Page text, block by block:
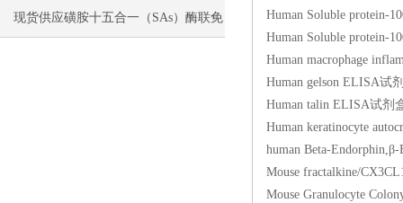
现货供应磺胺十五合一（SAs）酶联免
Human Soluble protein-
Human Soluble protein-
Human macrophage
Human gelson ELISA试
Human talin ELISA试剂
Human keratinocyte
human Beta-
Mouse fractalkine/
Mouse Granulocyte